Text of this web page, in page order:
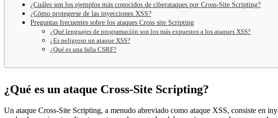
¿Cuáles son los ejemplos más conocidos de ciberataques por Cross-Site Scripting?
¿Cómo protegerse de las inyecciones XSS?
Preguntas frecuentes sobre los ataques Cross site Scripting
¿Qué lenguajes de programación son los más expuestos a los ataques XSS?
¿Es peligroso un ataque XSS?
¿Qué es una falla CSRF?
¿Qué es un ataque Cross-Site Scripting?
Un ataque Cross-Site Scripting, a menudo abreviado como ataque XSS, consiste en